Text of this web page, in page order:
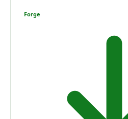
Forge